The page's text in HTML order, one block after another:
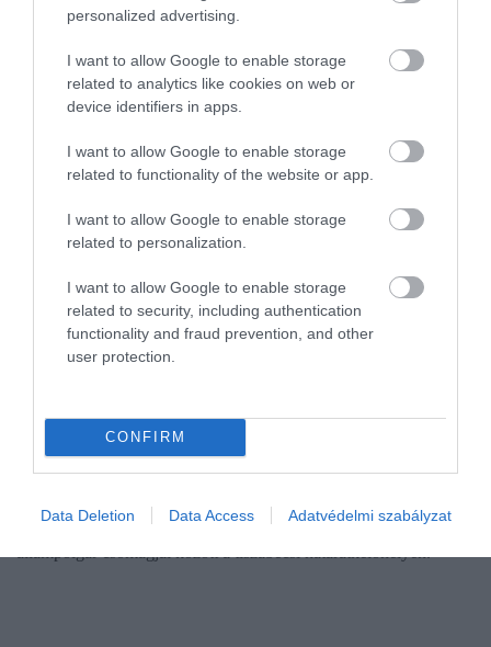
personalized advertising.
I want to allow Google to enable storage
related to analytics like cookies on web or
device identifiers in apps.
I want to allow Google to enable storage
related to functionality of the website or app.
I want to allow Google to enable storage
related to personalization.
I want to allow Google to enable storage
related to security, including authentication
functionality and fraud prevention, and other
user protection.
CONFIRM
Data Deletion Data Access Adatvédelmi szabályzat
JOG
Lecsapott a NAV a plüssállatkás ukrán csempészre
Vámhivatal munkatársai egy plüssfigurába varrva egy ukrán